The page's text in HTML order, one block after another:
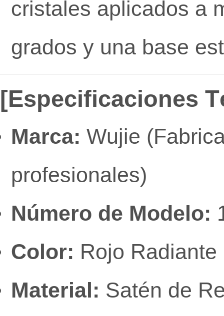
cristales aplicados a
grados y una base
[Especificaciones
Marca: Wujie
profesionales)
Número de Modelo:
Color: Rojo Radiante
Material: Satén de